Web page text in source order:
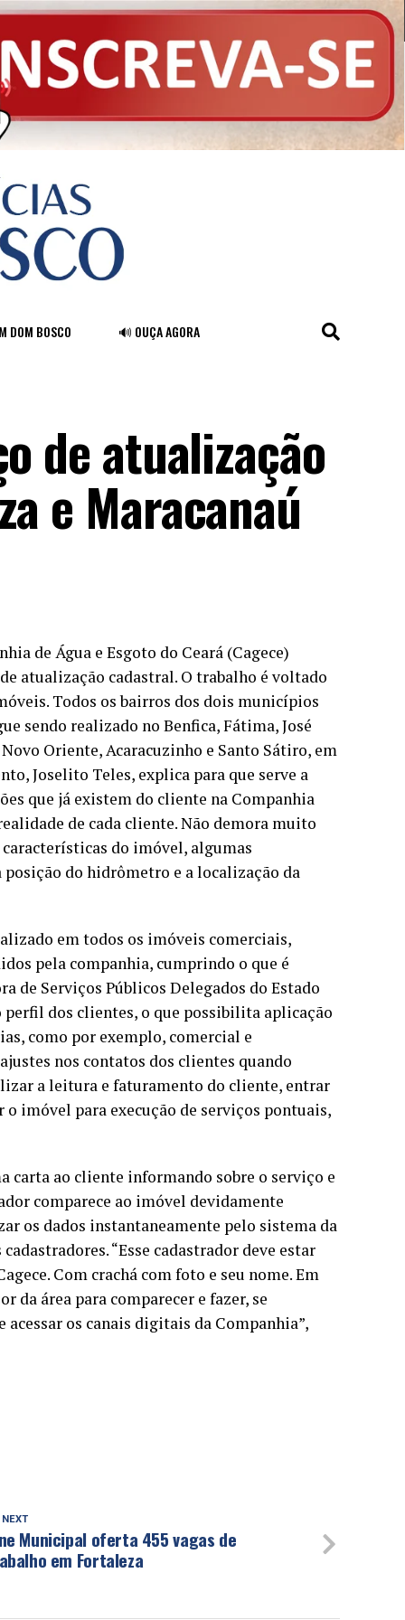
DOM BOSCO 🔊 OUÇA AGORA
de atualização
e Maracanaú
de Água e Esgoto do Ceará (Cagece)
atualização cadastral. O trabalho é voltado
Todos os bairros dos dois municípios
sendo realizado no Benfica, Fátima, José
Oriente, Acaracuzinho e Santo Sátiro, em
Joselito Teles, explica para que serve a
que já existem do cliente na Companhia
de cada cliente. Não demora muito
do imóvel, algumas
do hidrômetro e a localização da
em todos os imóveis comerciais,
pela companhia, cumprindo o que é
de Serviços Públicos Delegados do Estado
dos clientes, o que possibilita aplicação
como por exemplo, comercial e
nos contatos dos clientes quando
a leitura e faturamento do cliente, entrar
imóvel para execução de serviços pontuais,
carta ao cliente informando sobre o serviço e
comparece ao imóvel devidamente
os dados instantaneamente pelo sistema da
“Esse cadastrador deve estar
Com crachá com foto e seu nome. Em
da área para comparecer e fazer, se
os canais digitais da Companhia”,
NEXT
Municipal oferta 455 vagas de
em Fortaleza